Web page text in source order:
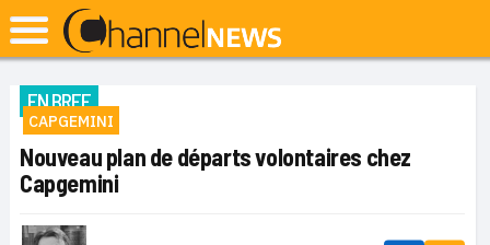
EN BREF
CAPGEMINI
Nouveau plan de départs volontaires chez
Capgemini